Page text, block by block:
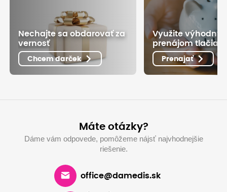
Nechajte sa obdarovať za
vernosť
Chcem darček
Využite výhodný
prenájom
Prenajať
Máte otázky?
Dáme vám odpovede, pomôžeme nájsť najvhodnejšie
riešenie.
office@damedis.sk